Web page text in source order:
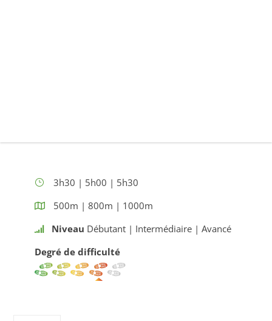
3h30 | 5h00 | 5h30
500m | 800m | 1000m
Niveau Débutant | Intermédiaire | Avancé
Degré de difficulté